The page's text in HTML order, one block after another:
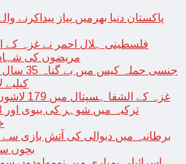
پاکستان دنیا بھرمیں پیاز پیداکرنے
مریضوں کی
جنسی
کیلیے
غزہ کے الشفا ہسپتال میں 179 لاشوں کی اجتماعی تدفین
برطانیہ میں دیوالی کی آتش بازی
بچوں سمیت 5